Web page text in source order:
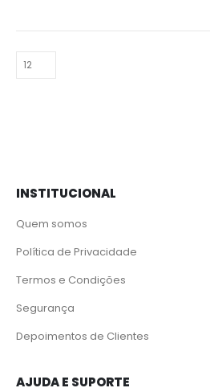
INSTITUCIONAL
Quem somos
Política de Privacidade
Termos e Condições
Segurança
Depoimentos de Clientes
AJUDA E SUPORTE